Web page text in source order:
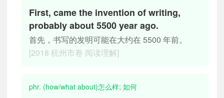
First, came the invention of writing,
probably about 5500 year ago.
首先，书写的发明可能在大约在 5500 年前。
[2018 杭州市卷 阅读理解]
phr. (how/what about)怎么样; 如何